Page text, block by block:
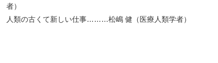
者）
人類の古くて新しい仕事………松嶋 健（医療人類学者）